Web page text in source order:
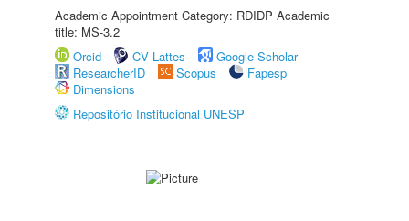
Academic Appointment Category: RDIDP Academic
title: MS-3.2
Orcid
CV Lattes
Google Scholar
ResearcherID
Scopus
Fapesp
Dimensions
Repositório Institucional UNESP